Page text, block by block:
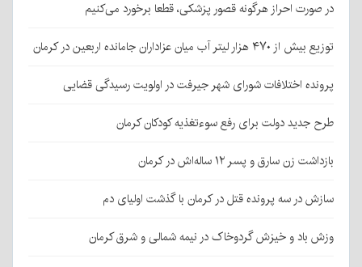
در صورت احراز هرگونه قصور پزشکی، قطعا برخورد می‌کنیم
توزیع بیش از ۴۷۰ هزار لیتر آب میان عزاداران جامانده اربعین در کرمان
پرونده اختلافات شورای شهر جیرفت در اولویت رسیدگی قضایی
طرح جدید دولت برای رفع سوءتغذیه کودکان کرمان
بازداشت زن سارق و پسر ۱۲ ساله‌اش در کرمان
سازش در سه پرونده قتل در کرمان با گذشت اولیای دم
وزش باد و خیزش گردوخاک در نیمه شمالی و شرق کرمان